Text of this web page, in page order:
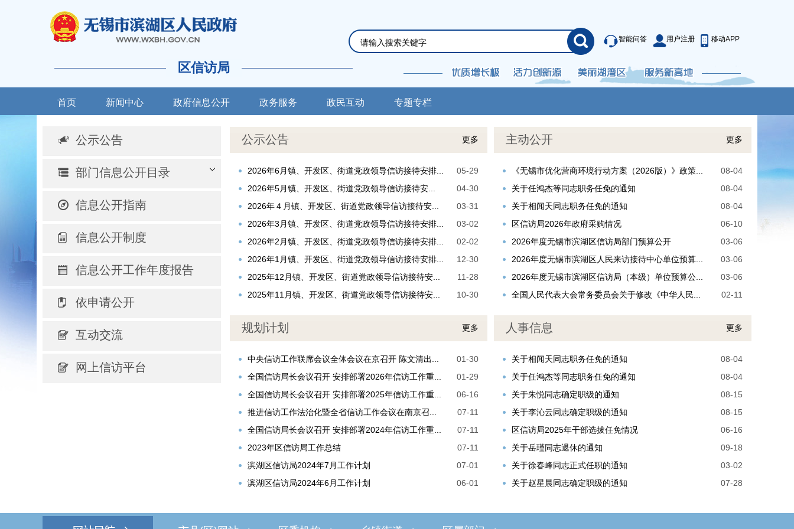
区信访局
智能问答 用户注册 移动APP
首页 新闻中心 政府信息公开 政务服务 政民互动 专题专栏
公示公告
部门信息公开目录
信息公开指南
信息公开制度
信息公开工作年度报告
依申请公开
互动交流
网上信访平台
公示公告 更多
05-29
2026年6月镇、开发区、街道党政领导信访接待安排...
04-30
2026年5月镇、开发区、街道党政领导信访接待安...
03-31
2026年４月镇、开发区、街道党政领导信访接待安...
03-02
2026年3月镇、开发区、街道党政领导信访接待安排...
02-02
2026年2月镇、开发区、街道党政领导信访接待安排...
12-30
2026年1月镇、开发区、街道党政领导信访接待安排...
11-28
2025年12月镇、开发区、街道党政领导信访接待安...
10-30
2025年11月镇、开发区、街道党政领导信访接待安...
主动公开 更多
08-04
《无锡市优化营商环境行动方案（2026版）》政策...
08-04
关于任鸿杰等同志职务任免的通知
08-04
关于相闻天同志职务任免的通知
06-10
区信访局2026年政府采购情况
03-06
2026年度无锡市滨湖区信访局部门预算公开
03-06
2026年度无锡市滨湖区人民来访接待中心单位预算...
03-06
2026年度无锡市滨湖区信访局（本级）单位预算公...
02-11
全国人民代表大会常务委员会关于修改《中华人民...
规划计划 更多
01-30
中央信访工作联席会议全体会议在京召开 陈文清出...
01-29
全国信访局长会议召开 安排部署2026年信访工作重...
06-16
全国信访局长会议召开 安排部署2025年信访工作重...
07-11
推进信访工作法治化暨全省信访工作会议在南京召...
07-11
全国信访局长会议召开 安排部署2024年信访工作重...
07-11
2023年区信访局工作总结
07-01
滨湖区信访局2024年7月工作计划
06-01
滨湖区信访局2024年6月工作计划
人事信息 更多
08-04
关于相闻天同志职务任免的通知
08-04
关于任鸿杰等同志职务任免的通知
08-15
关于朱悦同志确定职级的通知
08-15
关于李沁云同志确定职级的通知
06-16
区信访局2025年干部选拔任免情况
09-18
关于岳瑾同志退休的通知
03-02
关于徐春峰同志正式任职的通知
07-28
关于赵星晨同志确定职级的通知